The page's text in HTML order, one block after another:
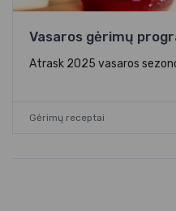
Vasaros gėrimų
Atrask 2025 vasaros
Gėrimų receptai